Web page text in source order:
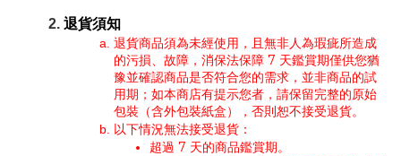
退貨須知
退貨商品須為未經使用，且無非人為瑕疵所造成
的污損、故障，消保法保障 7 天鑑賞期僅供您猶
豫並確認商品是否符合您的需求，並非商品的試
用期；如本商店有提示您者，請保留完整的原始
包裝（含外包裝紙盒），否則恕不接受退貨。
以下情況無法接受退貨：
超過 7 天的商品鑑賞期。